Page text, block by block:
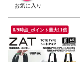
8/9時点_ポイント最大11倍